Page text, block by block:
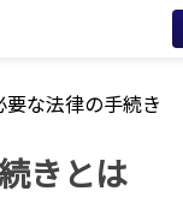
きとは